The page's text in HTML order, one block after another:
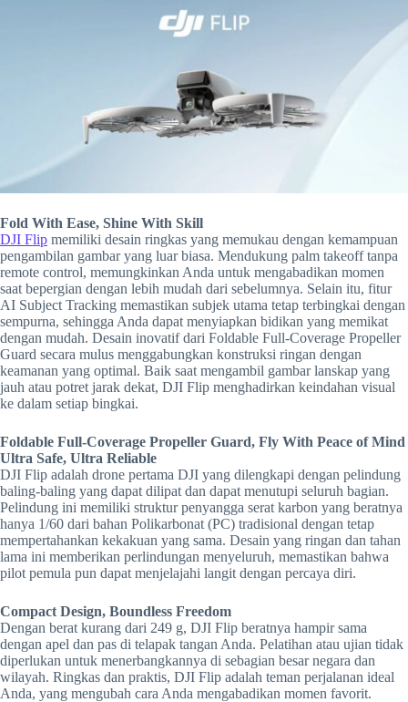
Fold With Ease, Shine With Skill
DJI Flip memiliki desain ringkas yang memukau dengan kemampuan
pengambilan gambar yang luar biasa. Mendukung palm takeoff tanpa
remote control, memungkinkan Anda untuk mengabadikan momen
saat bepergian dengan lebih mudah dari sebelumnya. Selain itu, fitur
AI Subject Tracking memastikan subjek utama tetap terbingkai dengan
sempurna, sehingga Anda dapat menyiapkan bidikan yang memikat
dengan mudah. ​​Desain inovatif dari Foldable Full-Coverage Propeller
Guard secara mulus menggabungkan konstruksi ringan dengan
keamanan yang optimal. Baik saat mengambil gambar lanskap yang
jauh atau potret jarak dekat, DJI Flip menghadirkan keindahan visual
ke dalam setiap bingkai.
Foldable Full-Coverage Propeller Guard, Fly With Peace of Mind
Ultra Safe, Ultra Reliable
DJI Flip adalah drone pertama DJI yang dilengkapi dengan pelindung
baling-baling yang dapat dilipat dan dapat menutupi seluruh bagian.
Pelindung ini memiliki struktur penyangga serat karbon yang beratnya
hanya 1/60 dari bahan Polikarbonat (PC) tradisional dengan tetap
mempertahankan kekakuan yang sama. Desain yang ringan dan tahan
lama ini memberikan perlindungan menyeluruh, memastikan bahwa
pilot pemula pun dapat menjelajahi langit dengan percaya diri.
Compact Design, Boundless Freedom
Dengan berat kurang dari 249 g, DJI Flip beratnya hampir sama
dengan apel dan pas di telapak tangan Anda. Pelatihan atau ujian tidak
diperlukan untuk menerbangkannya di sebagian besar negara dan
wilayah. Ringkas dan praktis, DJI Flip adalah teman perjalanan ideal
Anda, yang mengubah cara Anda mengabadikan momen favorit.